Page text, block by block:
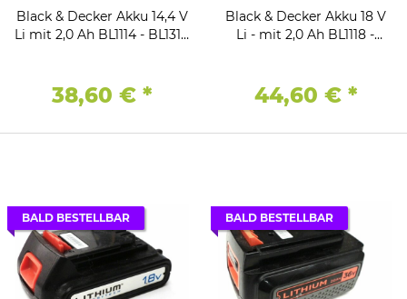
Black & Decker Akku 14,4 V
Li mit 2,0 Ah BL1114 - BL1314
38,60 € *
Black & Decker Akku 18 V
Li - mit 2,0 Ah BL1118 -
44,60 € *
BALD BESTELLBAR BALD BESTELLBAR